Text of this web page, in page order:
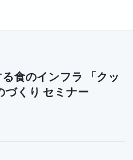
食のインフラ 「クッ
づくり セミナー